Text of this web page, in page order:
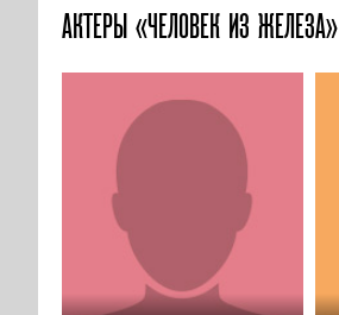
АКТЕРЫ «ЧЕЛОВЕК ИЗ ЖЕЛЕЗА»